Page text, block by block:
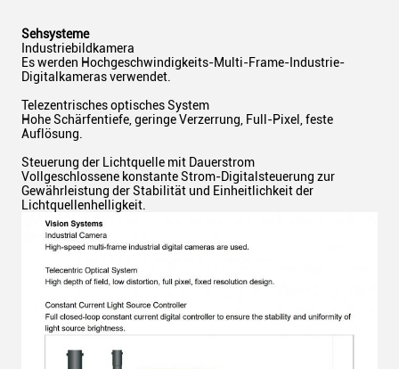
Sehsysteme
Industriebildkamera
Es werden Hochgeschwindigkeits-Multi-Frame-Industrie-
Digitalkameras verwendet.
Telezentrisches optisches System
Hohe Schärfentiefe, geringe Verzerrung, Full-Pixel, feste
Auflösung.
Steuerung der Lichtquelle mit Dauerstrom
Vollgeschlossene konstante Strom-Digitalsteuerung zur
Gewährleistung der Stabilität und Einheitlichkeit der
Lichtquellenhelligkeit.